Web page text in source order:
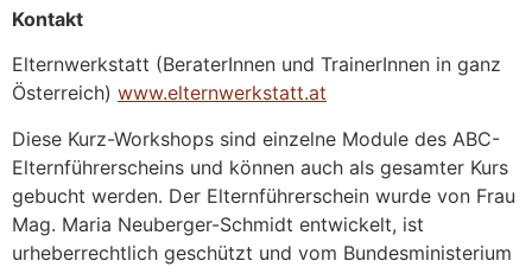
Kontakt
Elternwerkstatt (BeraterInnen und TrainerInnen in ganz
Österreich) www.elternwerkstatt.at
Diese Kurz-Workshops sind einzelne Module des ABC-
Elternführerscheins und können auch als gesamter Kurs
gebucht werden. Der Elternführerschein wurde von Frau
Mag. Maria Neuberger-Schmidt entwickelt, ist
urheberrechtlich geschützt und vom Bundesministerium